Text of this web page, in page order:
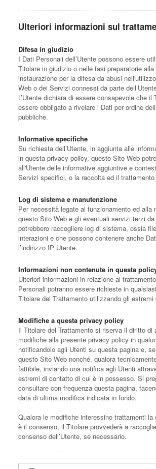
Ulteriori informazioni sul
Difesa in giudizio
I Dati Personali dell’Utente possono essere
Titolare in giudizio o nelle fasi preparatorie
instaurazione per la difesa da abusi
Web o dei Servizi connessi da parte
L’Utente dichiara di essere consapevole che il
essere obbligato a rivelare i Dati per ordine
pubbliche.
Informative specifiche
Su richiesta dell’Utente, in aggiunta alle
in questa privacy policy, questo Sito Web
all'Utente delle informative aggiuntive e
Servizi specifici, o la raccolta ed il
Log di sistema e manutenzione
Per necessità legate al funzionamento ed alla
questo Sito Web e gli eventuali servizi terzi
potrebbero raccogliere log di sistema, ossia
interazioni e che possono contenere anche
l’indirizzo IP Utente.
Informazioni non contenute in questa
Ulteriori informazioni in relazione al
Personali potranno essere richieste in
Titolare del Trattamento utilizzando gli estremi
Modifiche a questa privacy policy
Il Titolare del Trattamento si riserva il diritto di
modifiche alla presente privacy policy in
notificandolo agli Utenti su questa pagina e,
questo Sito Web nonché, qualora
fattibile, inviando una notifica agli Utenti
estremi di contatto di cui è in possesso. Si
consultare con frequenza questa pagina,
data di ultima modifica indicata in fondo.
Qualora le modifiche interessino trattamenti la
è il consenso, il Titolare provvederà a
consenso dell’Utente, se necessario.